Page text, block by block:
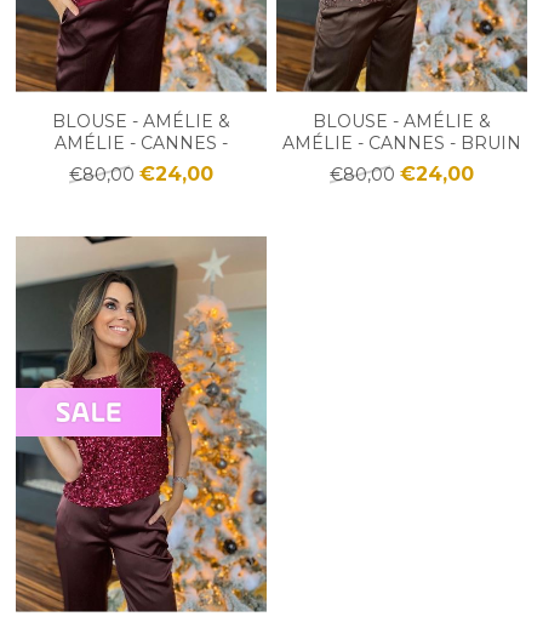
BLOUSE - AMÉLIE &
AMÉLIE - CANNES -
BORDEAUX
€80,00 €24,00
BLOUSE - AMÉLIE &
AMÉLIE - CANNES - BRUIN
€80,00 €24,00